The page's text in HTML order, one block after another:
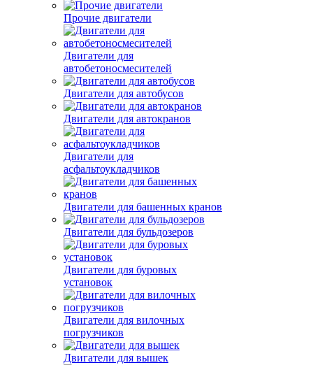
Прочие двигатели
Двигатели для
автобетоносмесителей
Двигатели для автобусов
Двигатели для автокранов
Двигатели для
асфальтоукладчиков
Двигатели для башенных кранов
Двигатели для бульдозеров
Двигатели для буровых
установок
Двигатели для вилочных
погрузчиков
Двигатели для вышек